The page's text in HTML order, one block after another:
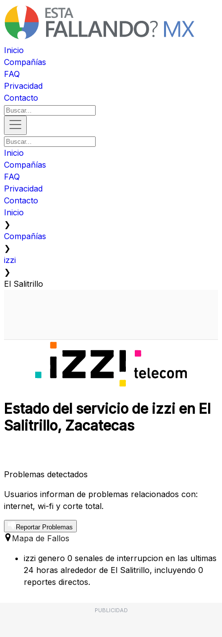
Inicio
Compañías
FAQ
Privacidad
Contacto
Inicio
Compañías
FAQ
Privacidad
Contacto
Inicio
❯
Compañías
❯
izzi
❯
El Salitrillo
Estado del servicio de izzi en El
Salitrillo, Zacatecas
Problemas detectados
Usuarios informan de problemas relacionados con:
internet, wi-fi y corte total.
Reportar Problemas
Mapa de Fallos
izzi genero 0 senales de interrupcion en las ultimas
24 horas alrededor de El Salitrillo, incluyendo 0
reportes directos.
PUBLICIDAD